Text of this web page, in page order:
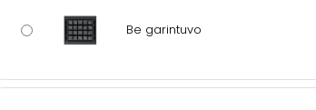
Be garintuvo